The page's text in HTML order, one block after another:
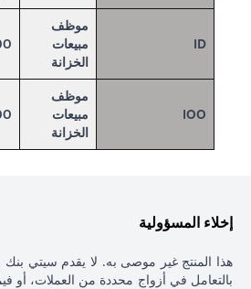
ID
موظف
مبيعات
الخزانة
IOO
موظف
مبيعات
الخزانة
إخلاء المسؤولية
هذا المنتج غير موصى به. لا يقدم سيتي بنك
بالتعامل في أزواج محددة من العملات، أو